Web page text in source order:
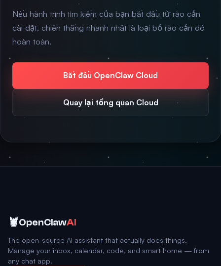
Nếu hành trình tìm kiếm của bạn bắt đầu từ rào cản
cài đặt, chiến thắng nhanh nhất là loại bỏ rào cản đó
hoàn toàn.
Bắt đầu OpenClaw Cloud
Quay lại tổng quan Cloud
🦞OpenClawAI
The open-source AI assistant that actually does things.
Manage your inbox, calendar, code, and smart home — from
any chat app.